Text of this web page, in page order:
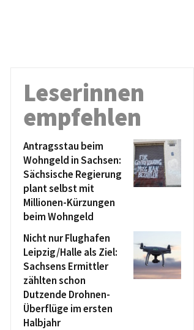
Leserinnen
empfehlen
Antragsstau beim
Wohngeld in Sachsen:
Sächsische Regierung
plant selbst mit
Millionen-Kürzungen
beim Wohngeld
Nicht nur Flughafen
Leipzig/Halle als Ziel:
Sachsens Ermittler
zählten schon
Dutzende Drohnen-
Überflüge im ersten
Halbjahr